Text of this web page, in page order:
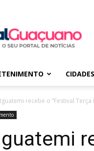
CIDADES
recebe o “Festival